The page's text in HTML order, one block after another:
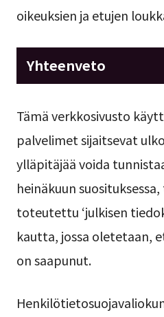
oikeuksien ja etujen
Yhteenveto
Tämä verkkosivusto
palvelimet sijaitsevat
ylläpitäjää voida
heinäkuun
toteutettu ‘julkisen
kautta, jossa oletetaan,
on saapunut.